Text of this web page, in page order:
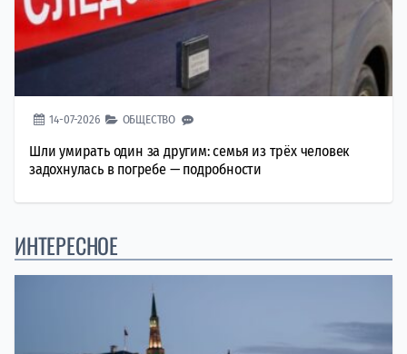
14-07-2026 ОБЩЕСТВО
Шли умирать один за другим: семья из трёх человек
задохнулась в погребе — подробности
ИНТЕРЕСНОЕ